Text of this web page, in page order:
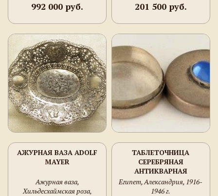
992 000 руб. 201 500 руб.
АЖУРНАЯ ВАЗА ADOLF
MAYER
Ажурная ваза,
Хильдесхаймская роза,
ТАБЛЕТОЧНИЦА
СЕРЕБРЯНАЯ
АНТИКВАРНАЯ
Египет, Александрия, 1916-
1946 г.